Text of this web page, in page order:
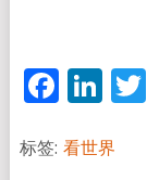
标签: 看世界